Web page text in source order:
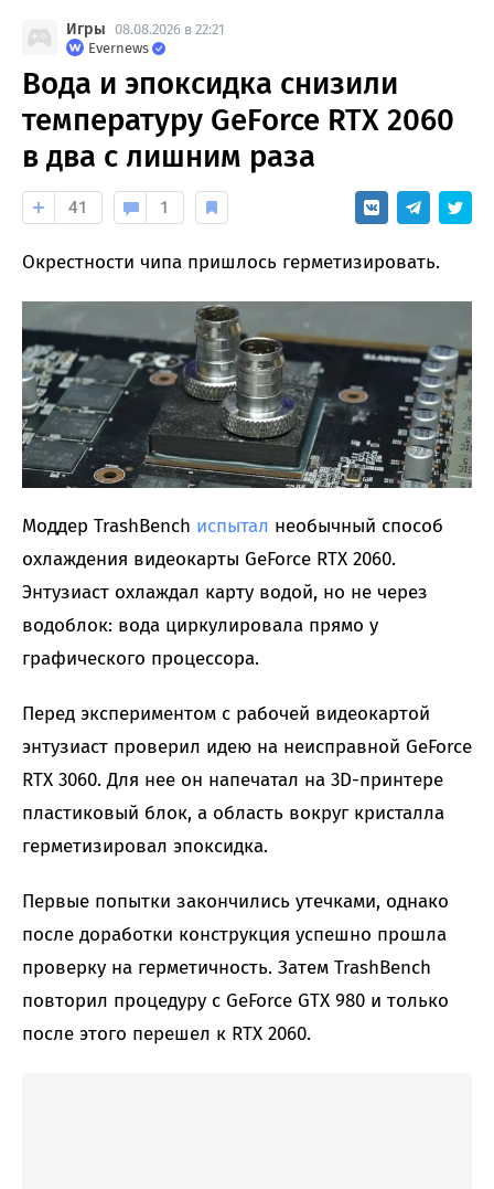
Игры 08.08.2026 в 22:21
Evernews
Вода и эпоксидка снизили
температуру GeForce RTX 2060
в два с лишним раза
41 1
Окрестности чипа пришлось герметизировать.
Моддер TrashBench испытал необычный способ
охлаждения видеокарты GeForce RTX 2060.
Энтузиаст охлаждал карту водой, но не через
водоблок: вода циркулировала прямо у
графического процессора.
Перед экспериментом с рабочей видеокартой
энтузиаст проверил идею на неисправной GeForce
RTX 3060. Для нее он напечатал на 3D-принтере
пластиковый блок, а область вокруг кристалла
герметизировал эпоксидка.
Первые попытки закончились утечками, однако
после доработки конструкция успешно прошла
проверку на герметичность. Затем TrashBench
повторил процедуру с GeForce GTX 980 и только
после этого перешел к RTX 2060.